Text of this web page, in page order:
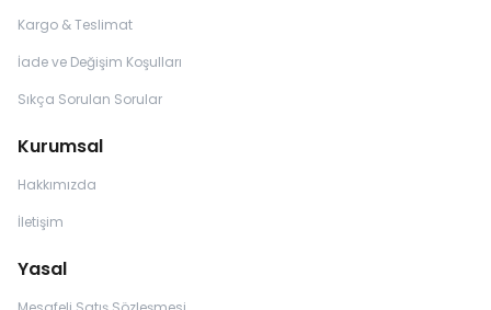
Kargo & Teslimat
İade ve Değişim Koşulları
Sıkça Sorulan Sorular
Kurumsal
Hakkımızda
İletişim
Yasal